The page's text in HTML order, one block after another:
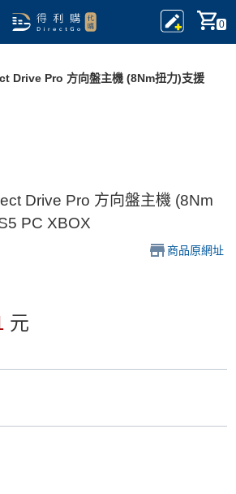
0
Drive Pro 方向盤主機 (8Nm扭力)支援
Drive Pro 方向盤主機 (8Nm
PC XBOX
商品原網址
元